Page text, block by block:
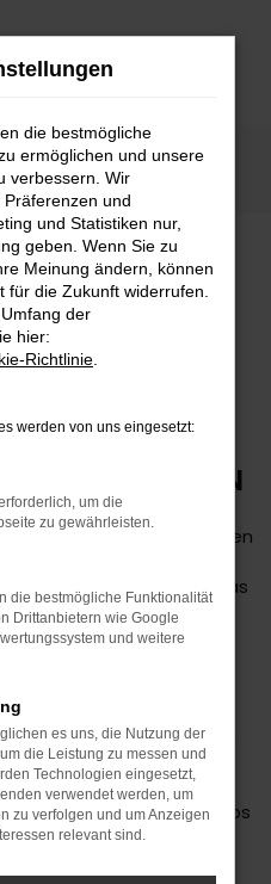
Suzuki Neuwagen | Lieferservice
|
nach
FÜR TÜBINGEN
in der Automobilwelt einen
hierfür liegt in der
Hersteller, doch auch das
Wenn Sie mit einem
fahren, sind Ihnen
Highlight
Autohaus Daub zu
angeboten. Wir sind
und seit vielen Jahren in
Mit uns setzen Sie
how und die
eines Familienbetriebs
beraten wir Sie –
Telefon oder digital.
die bestmögliche
ermöglichen und unsere
verbessern. Wir
und
und Statistiken nur,
geben. Wenn Sie zu
Meinung ändern, können
für die Zukunft widerrufen.
der
hier:
Richtlinie
werden von uns eingesetzt:
um die
zu gewährleisten.
die bestmögliche Funktionalität
Drittanbietern wie Google
und weitere
es uns, die Nutzung der
die Leistung zu messen und
Technologien eingesetzt,
verwendet werden, um
zu verfolgen und um Anzeigen
relevant sind.